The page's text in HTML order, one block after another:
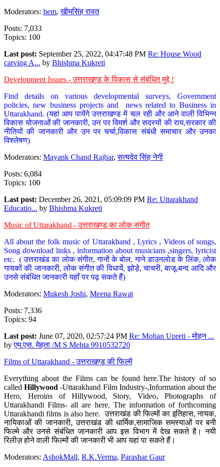
Moderators: hem,खीमसिंह रावत
Posts: 7,033
Topics: 100
Last post: September 25, 2022, 04:47:48 PM Re: House Wood
carving A... by Bhishma Kukreti
Development Issues - उत्तराखण्ड के विकास से संबंधित मुद्दे !
Find details on various developmental surveys, Government
policies, new business projects and news related to Business in
Uttarakhand. (यहां आप पायेंगे उत्तराखण्ड में चल रही और आने वाली विभिन्न
विकास योजनाओं की जानकारी, उन पर विमर्श और सदस्यों की राय,सरकार की
नीतियों की जानकारी और उन पर चर्चा,विकास संबंधी समाचार और उनका
विश्लेषण)
Moderators: Mayank Chand Rajbar,सत्यदेव सिंह नेगी
Posts: 6,084
Topics: 100
Last post: December 26, 2021, 05:09:09 PM Re: Uttarakhand
Educatio... by Bhishma Kukreti
Music of Uttarakhand - उत्तराखण्ड का लोक संगीत
All about the folk music of Uttarakhand , Lyrics , Videos of songs,
Song download links , information about musicians ,singers, lyricist
etc. ( उत्तराखंड का लोक संगीत, गानों के बोल, गाने डाउनलोड के लिंक, लोक
गायकों की जानकारी, लोक संगीत की विधायें, झोड़े, चाचरी, बाजू-बन्द आदि और
उनसे संबंधित जानकारी यहाँ पर पढ़ सकते हैं)
Moderators: Mukesh Joshi, Meena Rawat
Posts: 7,336
Topics: 94
Last post: June 07, 2020, 02:57:24 PM Re: Mohan Upreti - मोहन ...
byएम.एस. मेहता /M S Mehta 9910532720
Films of Uttarakhand - उत्तराखण्ड की फिल्में
Everything about the Films can be found here.The history of so
calledHillywood-Uttarakhand Film Industry-,Information about the
Hero, Heroins of Hillywood, Story, Video, Photographs of
Uttarakhandi Films- all are here. The information of forthcoming
Uttarakhandi films is also here. उत्तराखंड की फिल्मों का इतिहास, नायक,
नायिकाओं की जानकारी, उत्तराखंड की धार्मिक,सामाजिक समस्याओं पर बनी
फिल्मे और उनसे संबंधित जानकारी आप इस विभाग में देख सकते है। नयी
रिलीज़ होने वाली फिल्मों की जानकारी भी आप यहां पा सकते हैं।
Moderators: AshokMall, R.K.Verma, Parashar Gaur